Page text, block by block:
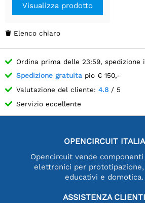
Visualizza prodotto
 Elenco chiaro
Ordina prima delle 23:59, spedizione
Spedizione gratuita pio € 150,-
Valutazione del cliente: 4.8 / 5
Servizio eccellente
OPENCIRCUIT ITALIA
Opencircuit vende
elettronici per
educativi e domotica.
ASSISTENZA CLIENTI